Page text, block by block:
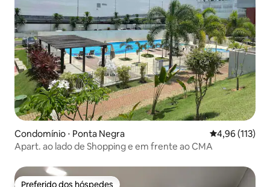
Condomínio ⋅ Ponta Negra 4,96 de uma
4,96 (113)
Apart. ao lado de Shopping e em frente ao CMA
Preferido dos hóspedes